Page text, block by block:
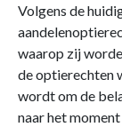
Volgens de
waarop zij
de optierechten
wordt om de
naar het